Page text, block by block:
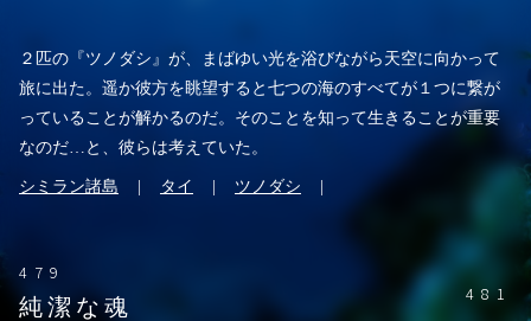
２匹の『ツノダシ』が、まばゆい光を浴びながら天空に向かって
旅に出た。遥か彼方を眺望すると七つの海のすべてが１つに繋が
っていることが解かるのだ。そのことを知って生きることが重要
なのだ…と、彼らは考えていた。
シミラン諸島 タイ ツノダシ
479
純潔な魂
481